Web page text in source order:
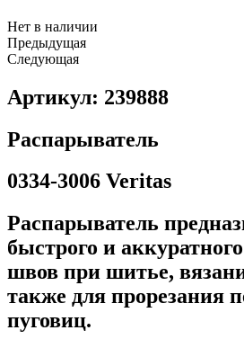
Нет в наличии
Предыдущая
Следующая
Артикул: 239888
Распарыватель
0334-3006 Veritas
Распарыватель
быстрого и
швов при шитье,
также для прорезания
пуговиц.